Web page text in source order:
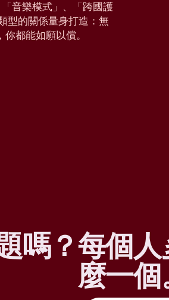
音樂模式」、「跨國護
型的關係量身打造：無
都能如願以償。
嗎？每個人
麼一個